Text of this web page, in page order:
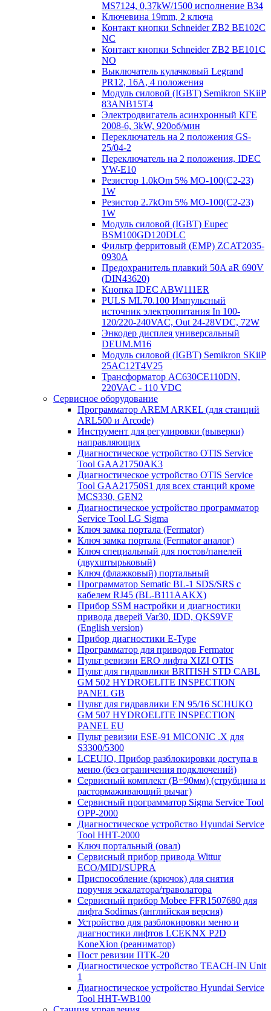
MS7124, 0,37kW/1500 исполнение В34
Ключевина 19mm, 2 ключа
Контакт кнопки Schneider ZB2 BE102C
NC
Контакт кнопки Schneider ZB2 BE101C
NO
Выключатель кулачковый Legrand
PR12, 16A, 4 положения
Модуль силовой (IGBT) Semikron SKiiP
83ANB15T4
Электродвигатель асинхронный КГЕ
2008-6, 3kW, 920об/мин
Переключатель на 2 положения GS-
25/04-2
Переключатель на 2 положения, IDEC
YW-E10
Резистор 1.0kOm 5% МО-100(С2-23)
1W
Резистор 2.7kOm 5% МО-100(С2-23)
1W
Модуль силовой (IGBT) Eupec
BSM100GD120DLC
Фильтр ферритовый (EMP) ZCAT2035-
0930A
Предохранитель плавкий 50A aR 690V
(DIN43620)
Кнопка IDEC ABW111ER
PULS ML70.100 Импульсный
источник электропитания In 100-
120/220-240VAC, Out 24-28VDC, 72W
Энкодер дисплея универсальный
DEUM.M16
Модуль силовой (IGBT) Semikron SKiiP
25AC12T4V25
Трансформатор AC630CE110DN,
220VAC - 110 VDC
Сервисное оборудование
Программатор AREM ARKEL (для станций
ARL500 и Arcode)
Инструмент для регулировки (выверки)
направляющих
Диагностическое устройство OTIS Service
Tool GAA21750AK3
Диагностическое устройство OTIS Service
Tool GAA21750S1 для всех станций кроме
MCS330, GEN2
Диагностическое устройство программатор
Service Tool LG Sigma
Ключ замка портала (Fermator)
Ключ замка портала (Fermator аналог)
Ключ специальный для постов/панелей
(двухштырьковый)
Ключ (флажковый) портальный
Программатор Sematic BL-1 SDS/SRS с
кабелем RJ45 (BL-B111AAKX)
Прибор SSM настройки и диагностики
привода дверей Var30, IDD, QKS9VF
(English version)
Прибор диагностики E-Type
Программатор для приводов Fermator
Пульт ревизии ERO лифта XIZI OTIS
Пульт для гидравлики BRITISH STD CABL
GM 502 HYDROELITE INSPECTION
PANEL GB
Пульт для гидравлики EN 95/16 SCHUKO
GM 507 HYDROELITE INSPECTION
PANEL EU
Пульт ревизии ESE-91 MICONIC .X для
S3300/5300
LCEUIO, Прибор разблокировки доступа в
меню (без ограничения подключений)
Сервисный комплект (В=90мм) (струбцина и
растормаживающий рычаг)
Сервисный программатор Sigma Service Tool
OPP-2000
Диагностическое устройство Hyundai Service
Tool HHT-2000
Ключ портальный (овал)
Сервисный прибор привода Wittur
ECO/MIDI/SUPRA
Приспособление (крючок) для снятия
поручня эскалатора/траволатора
Сервисный прибор Mobee FFR1507680 для
лифта Sodimas (английская версия)
Устройство для разблокировки меню и
диагностики лифтов LCEKNX P2D
KoneXion (реаниматор)
Пост ревизии ПТК-20
Диагностическое устройство TEACH-IN Unit
1
Диагностическое устройство Hyundai Service
Tool HHT-WB100